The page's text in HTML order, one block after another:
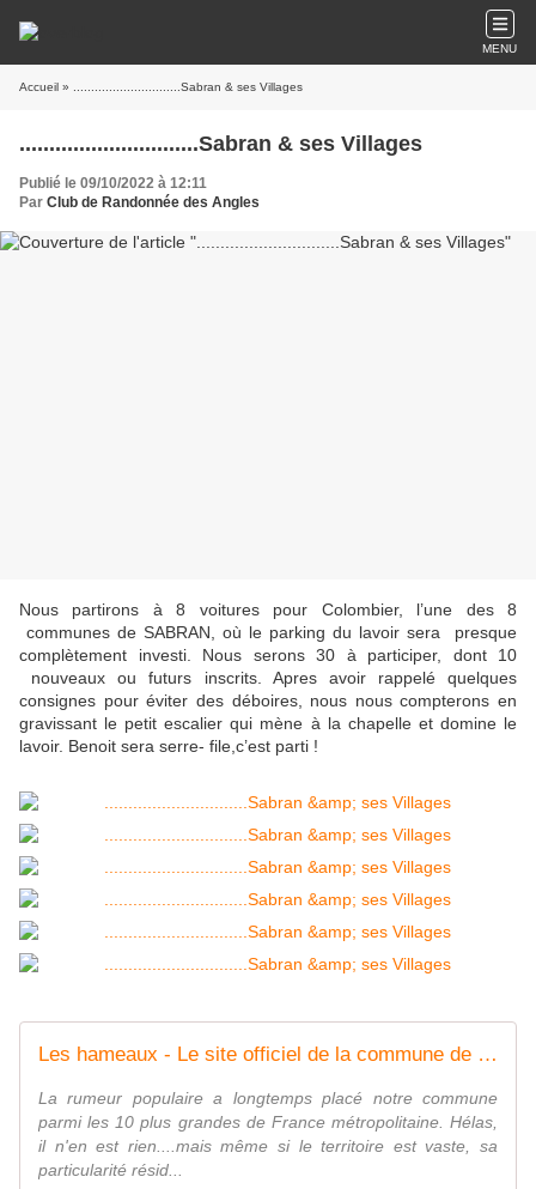
MENU
Accueil » ..............................Sabran & ses Villages
..............................Sabran & ses Villages
Publié le 09/10/2022 à 12:11
Par Club de Randonnée des Angles
Nous partirons à 8 voitures pour Colombier, l’une des 8
communes de SABRAN, où le parking du lavoir sera presque
complètement investi. Nous serons 30 à participer, dont 10
nouveaux ou futurs inscrits. Apres avoir rappelé quelques
consignes pour éviter des déboires, nous nous compterons en
gravissant le petit escalier qui mène à la chapelle et domine le
lavoir. Benoit sera serre- file,c’est parti !
Les hameaux - Le site officiel de la commune de Sabran dans le Gard
La rumeur populaire a longtemps placé notre commune
parmi les 10 plus grandes de France métropolitaine. Hélas,
il n'en est rien....mais même si le territoire est vaste, sa
particularité résid...